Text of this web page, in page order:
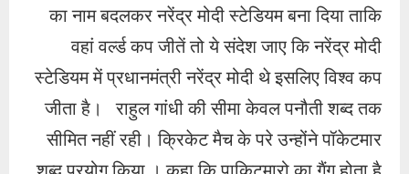
का नाम बदलकर नरेंद्र मोदी स्टेडियम बना दिया ताकि
वहां वर्ल्ड कप जीतें तो ये संदेश जाए कि नरेंद्र मोदी
स्टेडियम में प्रधानमंत्री नरेंद्र मोदी थे इसलिए विश्व कप
जीता है। राहुल गांधी की सीमा केवल पनौती शब्द तक
सीमित नहीं रही। क्रिकेट मैच के परे उन्होंने पॉकेटमार